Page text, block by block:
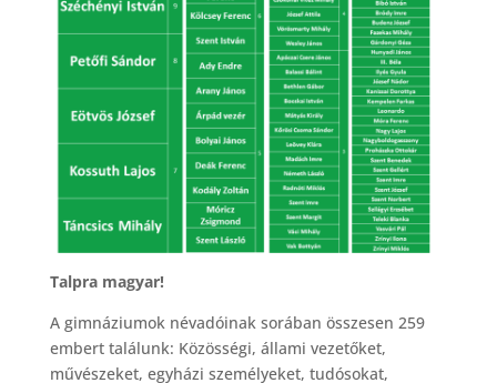
Talpra magyar!
A gimnáziumok névadóinak sorában összesen 259
embert találunk: Közösségi, állami vezetőket,
művészeket, egyházi személyeket, tudósokat,